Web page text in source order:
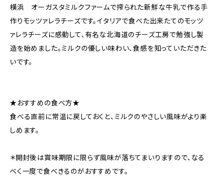
横浜 オーガスタミルクファームで搾られた新鮮な牛乳で作る手
作りモッツァレラチーズです。イタリアで食べた出来たてのモッツ
ァレラチーズに感動して、有名な北海道のチーズ工房で勉強し製
造を始めました。ミルクの優しい味わい、食感を知っていただきた
いです。
★おすすめの食べ方★
食べる直前に常温に戻しておくと、ミルクのやさしい風味がより楽
しめます。
＊開封後は賞味期限に限らず風味が落ちてまいりますので、なる
べく一度で食べきるのがおすすめです。